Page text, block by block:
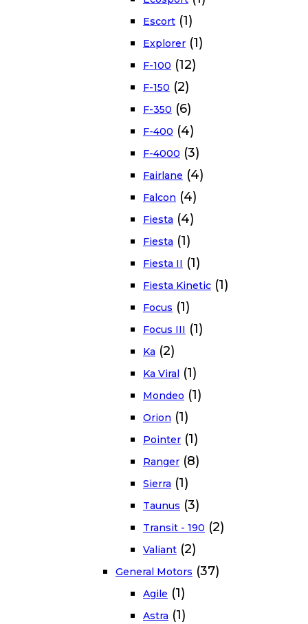
Escort (1)
Explorer (1)
F-100 (12)
F-150 (2)
F-350 (6)
F-400 (4)
F-4000 (3)
Fairlane (4)
Falcon (4)
Fiesta (4)
Fiesta (1)
Fiesta II (1)
Fiesta Kinetic (1)
Focus (1)
Focus III (1)
Ka (2)
Ka Viral (1)
Mondeo (1)
Orion (1)
Pointer (1)
Ranger (8)
Sierra (1)
Taunus (3)
Transit - 190 (2)
Valiant (2)
General Motors (37)
Agile (1)
Astra (1)